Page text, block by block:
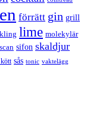
förrätt gin grill
lime molekylär
scan sifon skaldjur
sås tonic vaktelägg